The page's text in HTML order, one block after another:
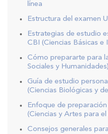
línea
Estructura del examen
Estrategias de estudio
CBI (Ciencias Básicas e
Cómo prepararte para
Sociales y Humanidades)
Guía de estudio
(Ciencias Biológicas y
Enfoque de
(Ciencias y Artes para el
Consejos generales